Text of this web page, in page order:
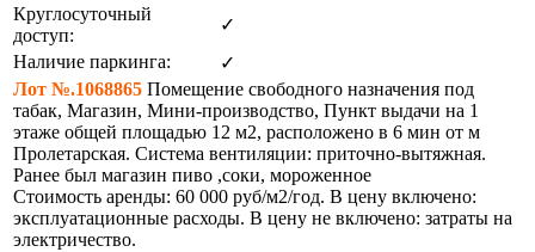
Круглосуточный
доступ:
✓
Наличие паркинга:
✓
Лот №.1068865 Помещение свободного назначения под
табак, Магазин, Мини-производство, Пункт выдачи на 1
этаже общей площадью 12 м2, расположено в 6 мин от м
Пролетарская. Система вентиляции: приточно-вытяжная.
Ранее был магазин пиво ,соки, мороженное
Стоимость аренды: 60 000 руб/м2/год. В цену включено:
эксплуатационные расходы. В цену не включено: затраты на
электричество.